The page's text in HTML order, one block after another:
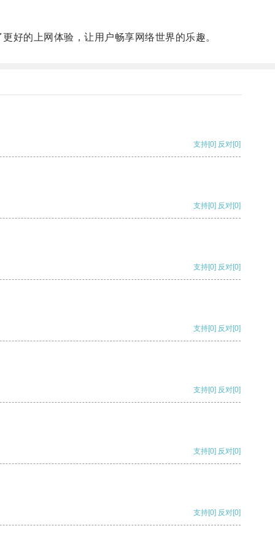
的上网体验，让用户畅享网络世界的乐趣。
支持[0] 反对[0]
支持[0] 反对[0]
支持[0] 反对[0]
支持[0] 反对[0]
支持[0] 反对[0]
支持[0] 反对[0]
支持[0] 反对[0]